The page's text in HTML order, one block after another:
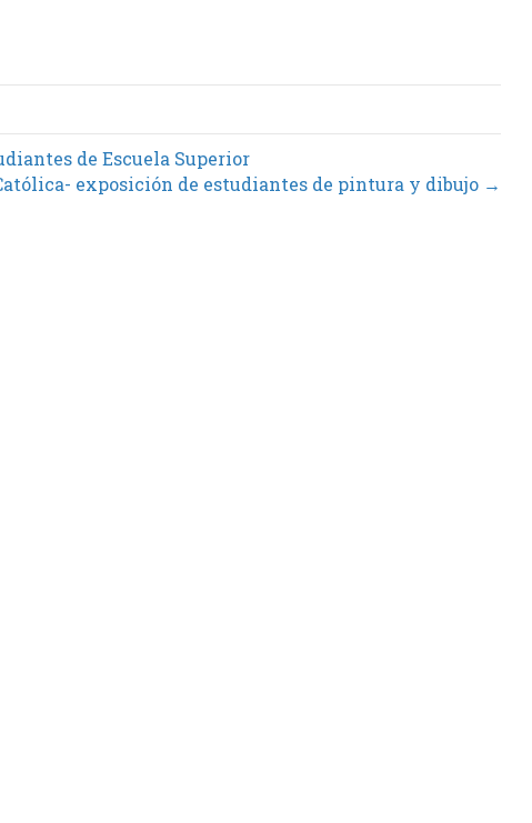
de Escuela Superior
exposición de estudiantes de pintura y dibujo →